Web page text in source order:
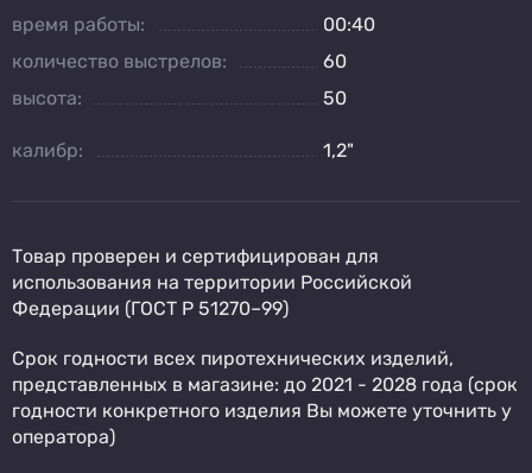
время работы:
00:40
количество выстрелов:
60
высота:
50
калибр: 1,2"
Товар проверен и сертифицирован для
использования на территории Российской
Федерации (ГОСТ Р 51270–99)
Срок годности всех пиротехнических изделий,
представленных в магазине: до 2021 - 2028 года (срок
годности конкретного изделия Вы можете уточнить у
оператора)